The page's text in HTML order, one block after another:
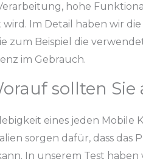
hohe
Im Detail haben wir
zum Beispiel die
im Gebrauch.
sollten Sie
eines jeden Mobile
sorgen dafür, dass das
In unserem Test haben